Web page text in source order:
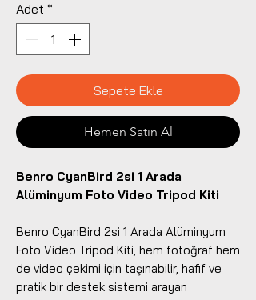
Adet *
Sepete Ekle
Hemen Satın Al
Benro CyanBird 2si 1 Arada
Alüminyum Foto Video Tripod Kiti
Benro CyanBird 2si 1 Arada Alüminyum
Foto Video Tripod Kiti, hem fotoğraf hem
de video çekimi için taşınabilir, hafif ve
pratik bir destek sistemi arayan